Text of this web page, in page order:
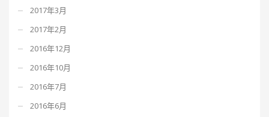
2017年3月
2017年2月
2016年12月
2016年10月
2016年7月
2016年6月